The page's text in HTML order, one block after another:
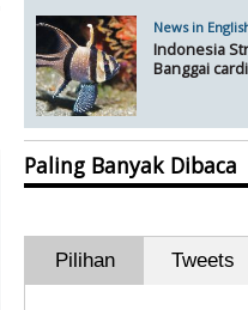
News in
Indonesia
Banggai
Paling Banyak Dibaca
Pilihan Tweets